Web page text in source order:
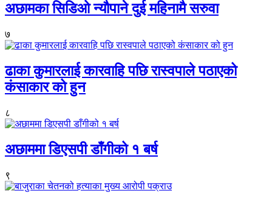
अछामका सिडिओ न्यौपाने दुई महिनामै सरुवा
७
ढाका कुमारलाई कारवाहि पछि रास्वपाले पठाएको
कंसाकार को हुन
८
अछाममा डिएसपी डाँगीको १ बर्ष
९